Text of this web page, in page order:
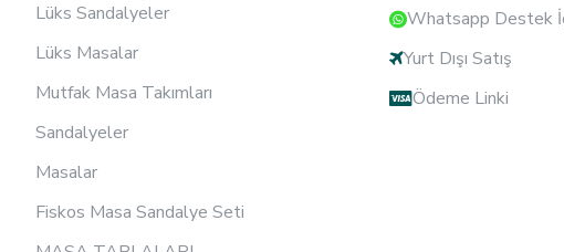
Lüks Sandalyeler
Lüks Masalar
Mutfak Masa Takımları
Sandalyeler
Masalar
Fiskos Masa Sandalye Seti
Whatsapp Destek
Yurt Dışı Satış
Ödeme Linki